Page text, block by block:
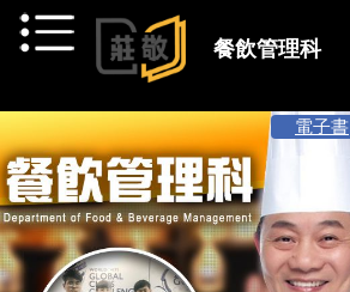
跳到主要內容
餐飲管理科
電子書